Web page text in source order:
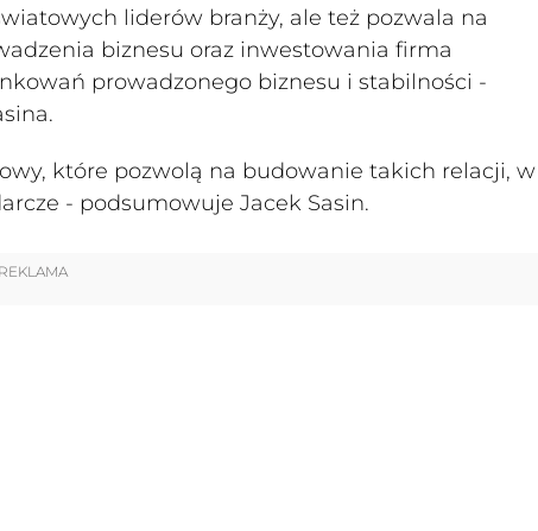
liderów branży, ale też pozwala na
biznesu oraz inwestowania firma
prowadzonego biznesu i stabilności -
które pozwolą na budowanie takich relacji, w
- podsumowuje Jacek Sasin.
REKLAMA